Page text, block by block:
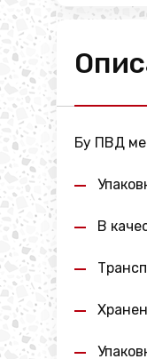
Бу ПВД
В